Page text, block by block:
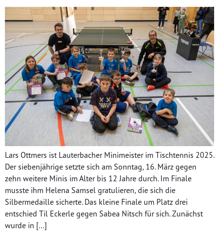
Lars Ottmers ist Lauterbacher Minimeister im Tischtennis 2025.
Der siebenjährige setzte sich am Sonntag, 16. März gegen
zehn weitere Minis im Alter bis 12 Jahre durch. Im Finale
musste ihm Helena Samsel gratulieren, die sich die
Silbermedaille sicherte. Das kleine Finale um Platz drei
entschied Til Eckerle gegen Sabea Nitsch für sich. Zunächst
wurde in […]